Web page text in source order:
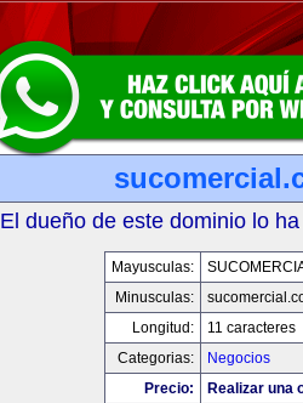
El dueño de este dominio lo
Mayusculas:
Minusculas:
Longitud:
11 caracteres
Categorias:
Negocios
Precio:
Realizar una